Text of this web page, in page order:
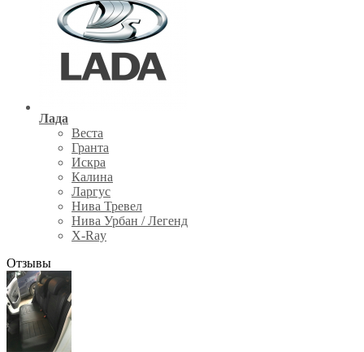
Лада
Веста
Гранта
Искра
Калина
Ларгус
Нива Тревел
Нива Урбан / Легенд
X-Ray
Отзывы